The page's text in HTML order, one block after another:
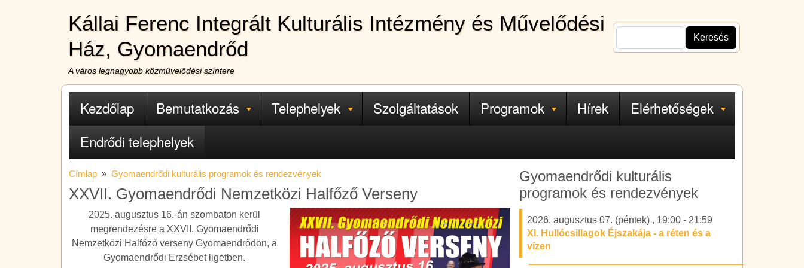
Kállai Ferenc Integrált Kulturális Intézmény és Művelődési
Ház, Gyomaendrőd
A város legnagyobb közművelődési színtere
Fő navigáció
Kezdőlap Bemutatkozás Telephelyek Szolgáltatások Programok Hírek
Elérhetőségek
Endrődi telephelyek
Címlap Gyomaendrődi kulturális programok és rendezvények
XXVII. Gyomaendrődi Nemzetközi Halfőző Verseny
2025. augusztus 16.-án szombaton kerül
megrendezésre a XXVII. Gyomaendrődi
Nemzetközi Halfőző verseny Gyomaendrődön, a
Gyomaendrődi Erzsébet ligetben.
Gyomaendrődi kulturális
programok és rendezvények
2026. augusztus 07. (péntek) , 19:00 - 21:59
XI. Hullócsillagok Éjszakája - a réten és a
vízen